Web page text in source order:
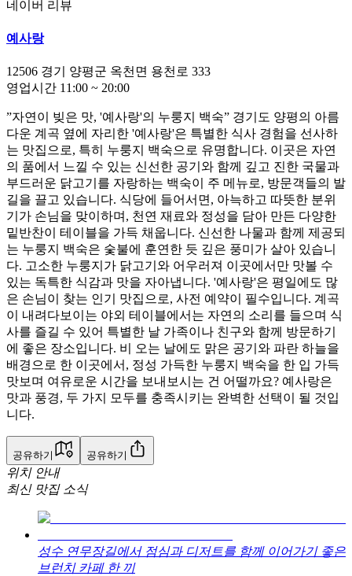
네이버 리뷰
예사랑
12506 경기 양평군 옥천면 용천로 333
영업시간 11:00 ~ 20:00
”자연이 빚은 맛, '예사랑'의 누룽지 백숙” 경기도 양평의 아름
다운 계곡 옆에 자리한 '예사랑'은 특별한 식사 경험을 선사하
는 맛집으로, 특히 누룽지 백숙으로 유명합니다. 이곳은 자연
의 품에서 느낄 수 있는 신선한 공기와 함께 깊고 진한 국물과
부드러운 닭고기를 자랑하는 백숙이 주 메뉴로, 방문객들의 발
길을 끌고 있습니다. 식당에 들어서면, 아늑하고 따뜻한 분위
기가 손님을 맞이하며, 천연 재료와 정성을 담아 만든 다양한
밑반찬이 테이블을 가득 채웁니다. 신선한 나물과 함께 제공되
는 누룽지 백숙은 숯불에 훈연한 듯 깊은 풍미가 살아 있습니
다. 고소한 누룽지가 닭고기와 어우러져 이곳에서만 맛볼 수
있는 독특한 식감과 맛을 자아냅니다. '예사랑'은 평일에도 많
은 손님이 찾는 인기 맛집으로, 사전 예약이 필수입니다. 계곡
이 내려다보이는 야외 테이블에서는 자연의 소리를 들으며 식
사를 즐길 수 있어 특별한 날 가족이나 친구와 함께 방문하기
에 좋은 장소입니다. 비 오는 날에도 맑은 공기와 파란 하늘을
배경으로 한 이곳에서, 정성 가득한 누룽지 백숙을 한 입 가득
맛보며 여유로운 시간을 보내보시는 건 어떨까요? 예사랑은
맛과 풍경, 두 가지 모두를 충족시키는 완벽한 선택이 될 것입
니다.
공유하기 공유하기
위치 안내
최신 맛집 소식
성수 연무장길에서 점심과 디저트를 함께 이어가기 좋은
브런치 카페 한 끼